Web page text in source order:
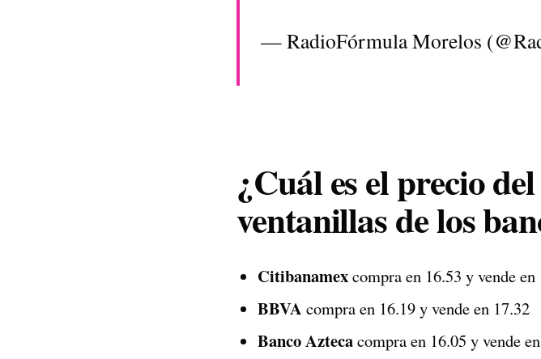
— RadioFórmula Morelos
¿Cuál es el precio
ventanillas de los
Citibanamexcompra en 16.53 y vende en
BBVA compra en 16.19 y vende en 17.32
Banco Aztecacompra en 16.05 y vende